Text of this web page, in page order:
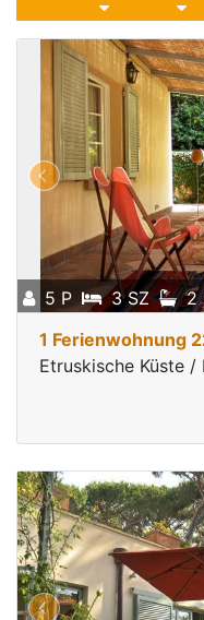
5 P 3 SZ 2
1 Ferienwohnung
Etruskische Küste